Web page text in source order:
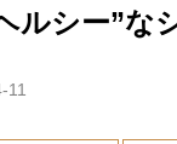
ルシー”な
11